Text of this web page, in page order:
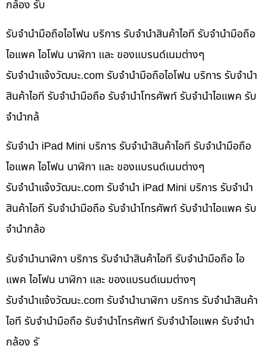
กล้อง รับ
รับจำนำมือถือไอโฟน บริการ รับจำนำสินค้าไอที รับจำนำมือถือ
ไอแพค ไอโฟน นาฬิกา และ ของแบรนด์เนมต่างๆ
รับจํานําแจ้งวัฒนะ.com รับจำนำมือถือไอโฟน บริการ รับจำนำ
สินค้าไอที รับจำนำมือถือ รับจำนำโทรศัพท์ รับจำนำไอแพค รับ
จำนำกล้
รับจำนำ iPad Mini บริการ รับจำนำสินค้าไอที รับจำนำมือถือ
ไอแพค ไอโฟน นาฬิกา และ ของแบรนด์เนมต่างๆ
รับจํานําแจ้งวัฒนะ.com รับจำนำ iPad Mini บริการ รับจำนำ
สินค้าไอที รับจำนำมือถือ รับจำนำโทรศัพท์ รับจำนำไอแพค รับ
จำนำกล้อ
รับจำนำนาฬิกา บริการ รับจำนำสินค้าไอที รับจำนำมือถือ ไอ
แพค ไอโฟน นาฬิกา และ ของแบรนด์เนมต่างๆ
รับจํานําแจ้งวัฒนะ.com รับจำนำนาฬิกา บริการ รับจำนำสินค้า
ไอที รับจำนำมือถือ รับจำนำโทรศัพท์ รับจำนำไอแพค รับจำนำ
กล้อง รั